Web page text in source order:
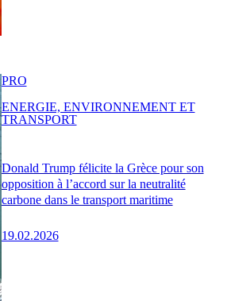
Donald Trump félicite la Grèce pour son
opposition à l’accord sur la neutralité
carbone dans le transport maritime
19.02.2026
PRO
ENERGIE, ENVIRONNEMENT ET
TRANSPORT